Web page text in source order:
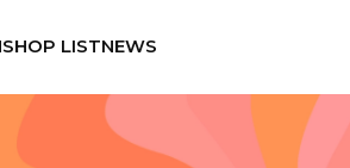
SHOP LISTNEWS